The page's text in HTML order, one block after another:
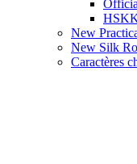
New
New Silk
Caractères